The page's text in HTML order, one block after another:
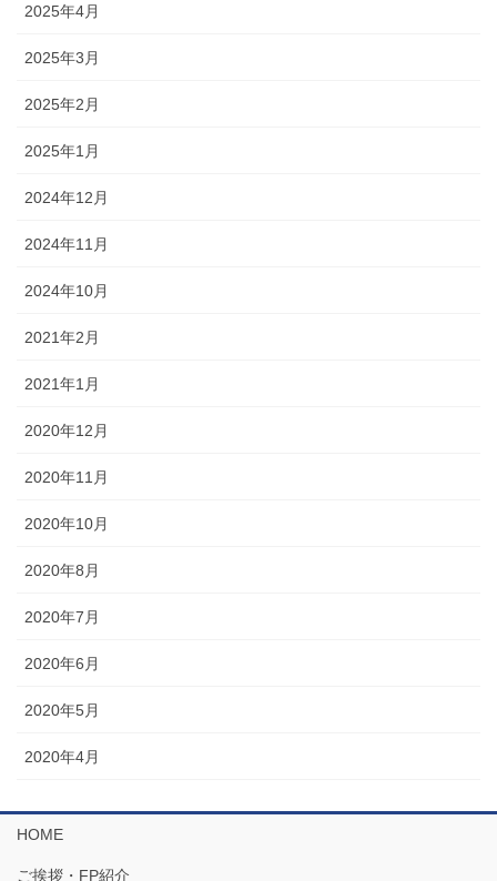
2025年4月
2025年3月
2025年2月
2025年1月
2024年12月
2024年11月
2024年10月
2021年2月
2021年1月
2020年12月
2020年11月
2020年10月
2020年8月
2020年7月
2020年6月
2020年5月
2020年4月
HOME
ご挨拶・FP紹介